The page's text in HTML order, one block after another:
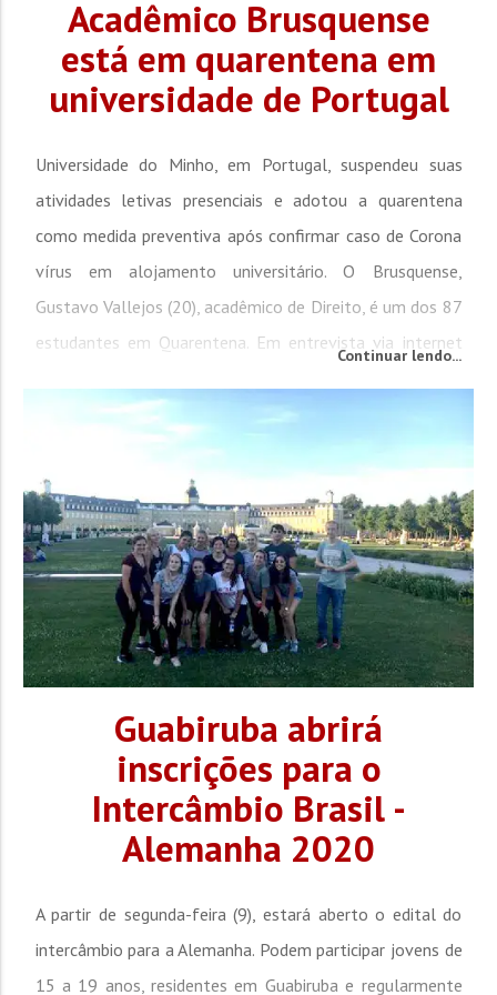
Acadêmico Brusquense
está em quarentena em
universidade de Portugal
Universidade do Minho, em Portugal, suspendeu suas
atividades letivas presenciais e adotou a quarentena
como medida preventiva após confirmar caso de Corona
vírus em alojamento universitário. O Brusquense,
Gustavo Vallejos (20), acadêmico de Direito, é um dos 87
estudantes em Quarentena. Em entrevista via internet
situação. O jovem está na Universidade portuguesa desde
Continuar lendo...
Guabiruba abrirá
inscrições para o
Intercâmbio Brasil -
Alemanha 2020
A partir de segunda-feira (9), estará aberto o edital do
intercâmbio para a Alemanha. Podem participar jovens de
15 a 19 anos, residentes em Guabiruba e regularmente